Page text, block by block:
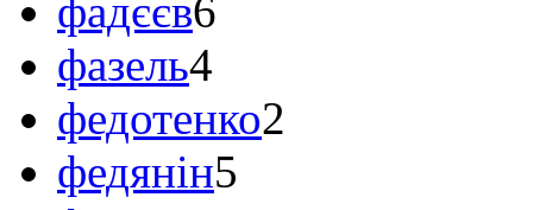
фадєєв6
фазель4
федотенко2
федянін5